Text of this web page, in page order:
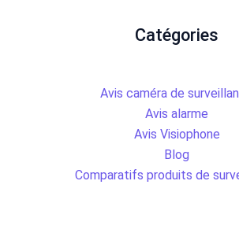
Catégories
Avis caméra de
Avis alarme
Avis Visiophone
Blog
Comparatifs produits de